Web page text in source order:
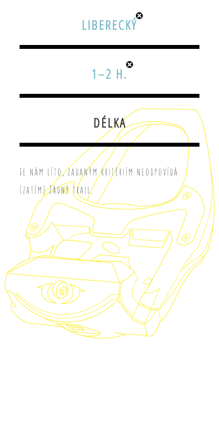
LIBERECKÝ
1–2 H.
DÉLKA
Je nám líto, zadaným kritériím neodpovídá
(zatím) žádný trail.